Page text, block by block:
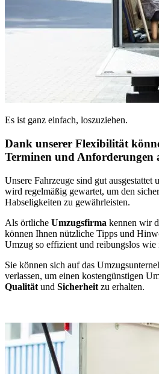
Es ist ganz einfach, loszuziehen.
Dank unserer Flexibilität
Terminen und Anforderungen
Unsere Fahrzeuge sind gut ausgestattet
wird regelmäßig gewartet, um den
Habseligkeiten zu gewährleisten.
Als örtliche Umzugsfirma kennen wir
können Ihnen nützliche Tipps und
Umzug so effizient und reibungslos wie
Sie können sich auf das
verlassen, um einen kostengünstigen
Qualität und Sicherheit zu erhalten.